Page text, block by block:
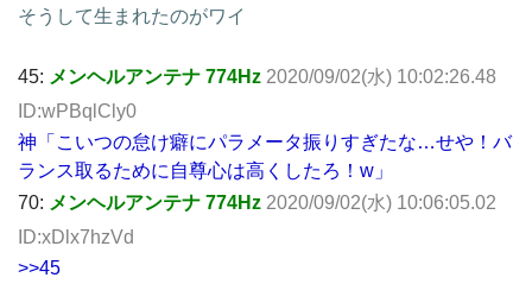
そうして生まれたのがワイ
45: メンヘルアンテナ 774Hz 2020/09/02(水) 10:02:26.48
ID:wPBqlCly0
神「こいつの怠け癖にパラメータ振りすぎたな…せや！バ
ランス取るために自尊心は高くしたろ！w」
70: メンヘルアンテナ 774Hz 2020/09/02(水) 10:06:05.02
ID:xDlx7hzVd
>>45